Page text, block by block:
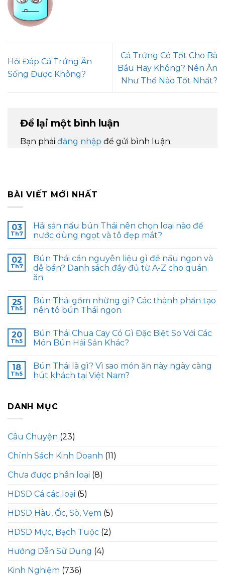
Hỏi Đáp Cá Trứng Ăn
Sống Được Không?
Cá Trứng Có Tốt Cho Bà
Bầu Hay Không? Nên Ăn
Như Thế Nào Tốt Nhất?
Để lại một bình luận
Bạn phải đăng nhập để gửi bình luận.
BÀI VIẾT MỚI NHẤT
03
Th7
Hải sản nấu bún Thái nên chọn loại nào để
nước dùng ngọt và tô đẹp mắt?
02
Th7
Bún Thái cần nguyên liệu gì để nấu ngon và
dễ bán? Danh sách đầy đủ từ A-Z cho quán
ăn
25
Th5
Bún Thái gồm những gì? Các thành phần tạo
nên tô bún Thái ngon
20
Th5
Bún Thái Chua Cay Có Gì Đặc Biệt So Với Các
Món Bún Hải Sản Khác?
18
Th5
Bún Thái là gì? Vì sao món ăn này ngày càng
hút khách tại Việt Nam?
DANH MỤC
Câu Chuyện (23)
Chính Sách Kinh Doanh (11)
Chưa được phân loại (8)
HDSD Cá các loại (5)
HDSD Hàu, Ốc, Sò, Vẹm (5)
HDSD Mực, Bạch Tuộc (2)
Hướng Dẫn Sử Dụng (4)
Kinh Nghiệm (736)